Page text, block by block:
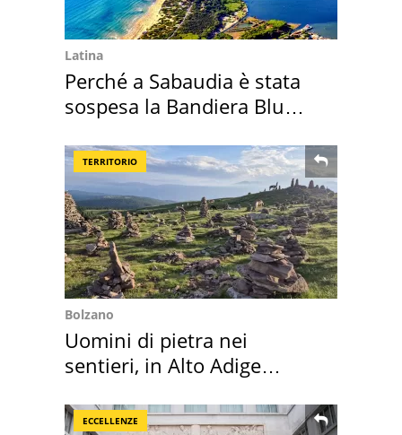
Latina
Perché a Sabaudia è stata
sospesa la Bandiera Blu
TERRITORIO
Bolzano
Uomini di pietra nei
sentieri, in Alto Adige
ECCELLENZE